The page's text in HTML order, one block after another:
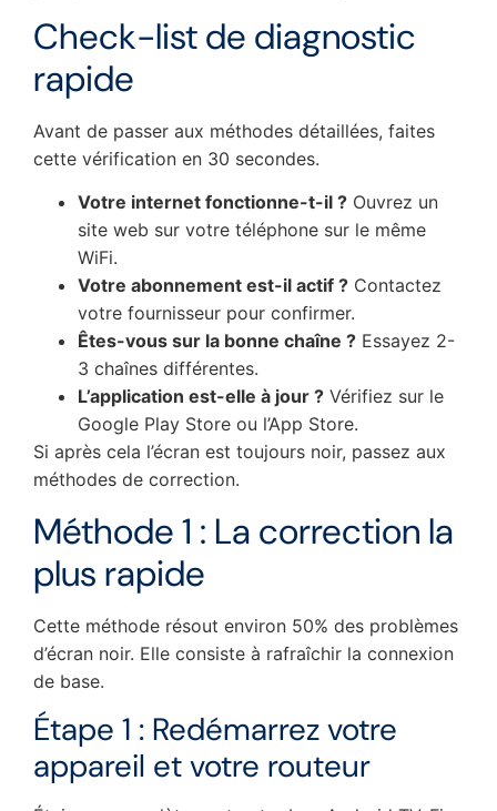
Check-list de diagnostic
rapide
Avant de passer aux méthodes détaillées, faites
cette vérification en 30 secondes.
Votre internet fonctionne-t-il ? Ouvrez un
site web sur votre téléphone sur le même
WiFi.
Votre abonnement est-il actif ? Contactez
votre fournisseur pour confirmer.
Êtes-vous sur la bonne chaîne ? Essayez 2-
3 chaînes différentes.
L’application est-elle à jour ? Vérifiez sur le
Google Play Store ou l’App Store.
Si après cela l’écran est toujours noir, passez aux
méthodes de correction.
Méthode 1 : La correction la
plus rapide
Cette méthode résout environ 50% des problèmes
d’écran noir. Elle consiste à rafraîchir la connexion
de base.
Étape 1 : Redémarrez votre
appareil et votre routeur